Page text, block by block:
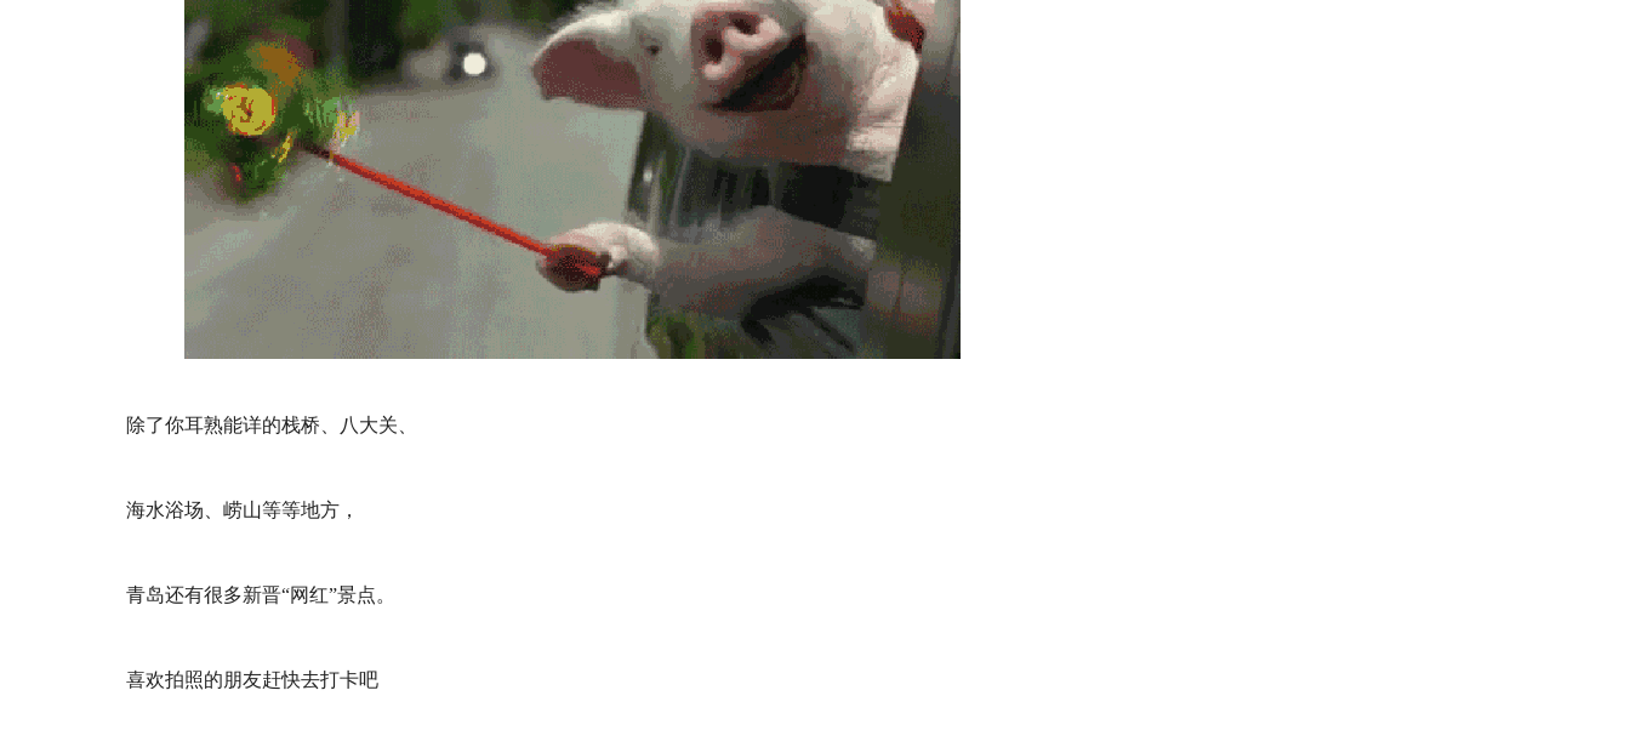
除了你耳熟能详的栈桥、八大关、
海水浴场、崂山等等地方，
青岛还有很多新晋“网红”景点。
喜欢拍照的朋友赶快去打卡吧